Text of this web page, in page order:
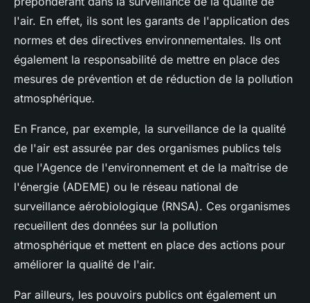
l'air. En effet, ils sont les garants de l'application des
normes et des directives environnementales. Ils ont
également la responsabilité de mettre en place des
mesures de prévention et de réduction de la pollution
atmosphérique.
En France, par exemple, la surveillance de la qualité
de l'air est assurée par des organismes publics tels
que l'Agence de l'environnement et de la maîtrise de
l'énergie (ADEME) ou le réseau national de
surveillance aérobiologique (RNSA). Ces organismes
recueillent des données sur la pollution
atmosphérique et mettent en place des actions pour
améliorer la qualité de l'air.
Par ailleurs, les pouvoirs publics ont également un